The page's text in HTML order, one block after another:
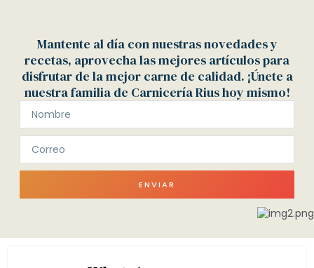
Mantente al día con nuestras novedades y
recetas, aprovecha las mejores artículos para
disfrutar de la mejor carne de calidad. ¡Únete a
nuestra familia de Carnicería Rius hoy mismo!
ENVIAR